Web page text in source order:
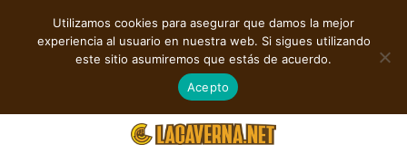
TENDENCIAS
Baldy Crawler cuestiona el odio y la guerra en “Hatred?”
agosto 8, 2026
Utilizamos cookies para asegurar que damos la mejor
experiencia al usuario en nuestra web. Si sigues utilizando
este sitio asumiremos que estás de acuerdo.
Acepto